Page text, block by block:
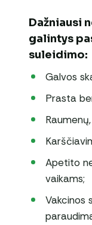
Dažniausi
galintys
suleidimo:
Galvos
Prasta
Apetito
vaikams;
Vakcinos